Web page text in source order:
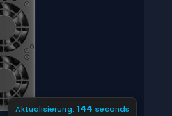
Aktualisierung: 144 seconds